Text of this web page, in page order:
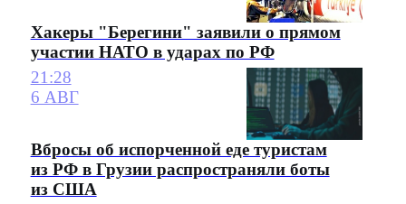
Хакеры "Берегини" заявили о прямом
участии НАТО в ударах по РФ
21:28
6 АВГ
Вбросы об испорченной еде туристам
из РФ в Грузии распространяли боты
из США